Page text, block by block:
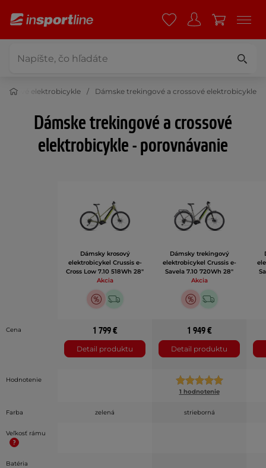
elektrobicykle Dámske trekingové a crossové elektrobicykle
Dámske trekingové a crossové
elektrobicykle - porovnávanie
Dámsky krosový
elektrobicykel Crussis e-
Cross Low 7.10 518Wh 28"
Akcia
Dámsky trekingový
elektrobicykel Crussis e-
Savela 7.10 720Wh 28"
Akcia
Cena 1 799 €
Detail produktu
1 949 €
Detail produktu
Hodnotenie
1 hodnotenie
Farba zelená strieborná
Veľkosť rámu
Batéria